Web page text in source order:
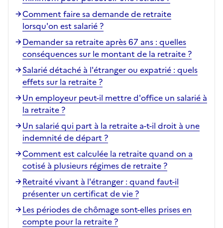
Comment faire sa demande de retraite
lorsqu'on est salarié ?
Demander sa retraite après 67 ans : quelles
conséquences sur le montant de la retraite ?
Salarié détaché à l'étranger ou expatrié : quels
effets sur la retraite ?
Un employeur peut-il mettre d'office un salarié à
la retraite ?
Un salarié qui part à la retraite a-t-il droit à une
indemnité de départ ?
Comment est calculée la retraite quand on a
cotisé à plusieurs régimes de retraite ?
Retraité vivant à l'étranger : quand faut-il
présenter un certificat de vie ?
Les périodes de chômage sont-elles prises en
compte pour la retraite ?